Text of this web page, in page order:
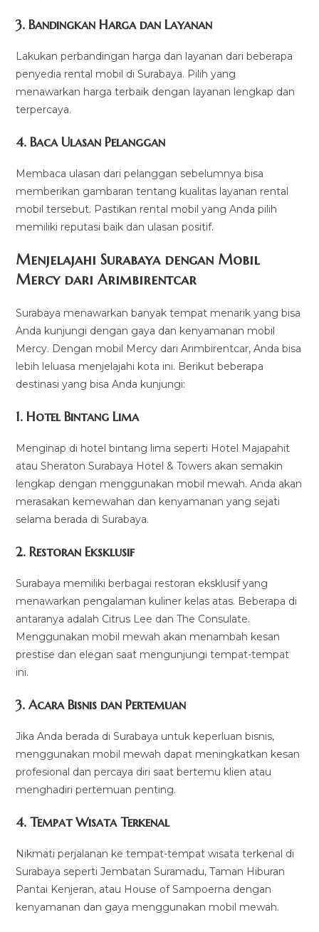
3. Bandingkan Harga dan Layanan
Lakukan perbandingan harga dan layanan dari beberapa
penyedia rental mobil di Surabaya. Pilih yang
menawarkan harga terbaik dengan layanan lengkap dan
terpercaya.
4. Baca Ulasan Pelanggan
Membaca ulasan dari pelanggan sebelumnya bisa
memberikan gambaran tentang kualitas layanan rental
mobil tersebut. Pastikan rental mobil yang Anda pilih
memiliki reputasi baik dan ulasan positif.
Menjelajahi Surabaya dengan Mobil
Mercy dari Arimbirentcar
Surabaya menawarkan banyak tempat menarik yang bisa
Anda kunjungi dengan gaya dan kenyamanan mobil
Mercy. Dengan mobil Mercy dari Arimbirentcar, Anda bisa
lebih leluasa menjelajahi kota ini. Berikut beberapa
destinasi yang bisa Anda kunjungi:
1. Hotel Bintang Lima
Menginap di hotel bintang lima seperti Hotel Majapahit
atau Sheraton Surabaya Hotel & Towers akan semakin
lengkap dengan menggunakan mobil mewah. Anda akan
merasakan kemewahan dan kenyamanan yang sejati
selama berada di Surabaya.
2. Restoran Eksklusif
Surabaya memiliki berbagai restoran eksklusif yang
menawarkan pengalaman kuliner kelas atas. Beberapa di
antaranya adalah Citrus Lee dan The Consulate.
Menggunakan mobil mewah akan menambah kesan
prestise dan elegan saat mengunjungi tempat-tempat
ini.
3. Acara Bisnis dan Pertemuan
Jika Anda berada di Surabaya untuk keperluan bisnis,
menggunakan mobil mewah dapat meningkatkan kesan
profesional dan percaya diri saat bertemu klien atau
menghadiri pertemuan penting.
4. Tempat Wisata Terkenal
Nikmati perjalanan ke tempat-tempat wisata terkenal di
Surabaya seperti Jembatan Suramadu, Taman Hiburan
Pantai Kenjeran, atau House of Sampoerna dengan
kenyamanan dan gaya menggunakan mobil mewah.